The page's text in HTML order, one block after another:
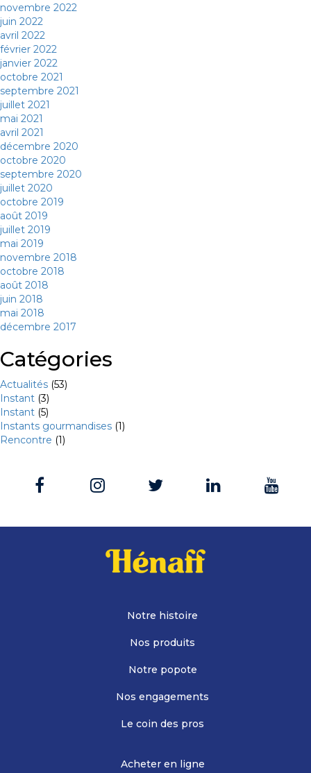
novembre 2022
juin 2022
avril 2022
février 2022
janvier 2022
octobre 2021
septembre 2021
juillet 2021
mai 2021
avril 2021
décembre 2020
octobre 2020
septembre 2020
juillet 2020
octobre 2019
août 2019
juillet 2019
mai 2019
novembre 2018
octobre 2018
août 2018
juin 2018
mai 2018
décembre 2017
Catégories
Actualités (53)
Instant (3)
Instant (5)
Instants gourmandises (1)
Rencontre (1)
Notre histoire
Nos produits
Notre popote
Nos engagements
Le coin des pros
Acheter en ligne